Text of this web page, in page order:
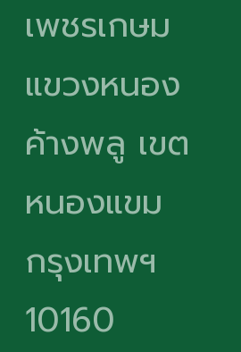
เพชรเกษม
แขวงหนอง
ค้างพลู เขต
หนองแขม
กรุงเทพฯ
10160